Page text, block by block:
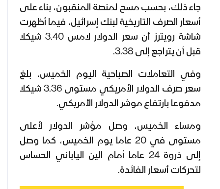
جاء ذلك، بحسب مسح لمنصة المنقبون، بناء على
أسعار الصرف التاريخية لبنك إسرائيل، فيما أظهرت
شاشة رويترز أن سعر الدولار لامس 3.40 شيكلا
قبل أن يتراجع إلى 3.38.
وفي التعاملات الصباحية اليوم الخميس، بلغ
سعر صرف الدولار الأمريكي مستوى 3.36 شيكلا
مدفوعا بارتفاع موشر الدولار الأمريكي.
ومساء الخميس، وصل مؤشر الدولار لأعلى
مستوى في 20 عاما يوم الخميس، كما وصل
إلى ذروة 24 عاما أمام الين الياباني الحساس
لتحركات أسعار الفائدة.